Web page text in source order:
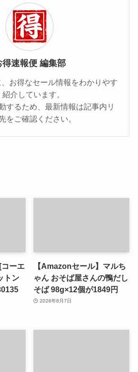
得速報便 編集部
お得なセール情報をわかりやす
紹介しています。
するため、最新情報は記事内リ
をご確認ください。
コーエ
トン
【Amazonセール】マルち
ゃん おそば屋さんの鴨だし
そば 98g×12個が1849円
2026年8月7日